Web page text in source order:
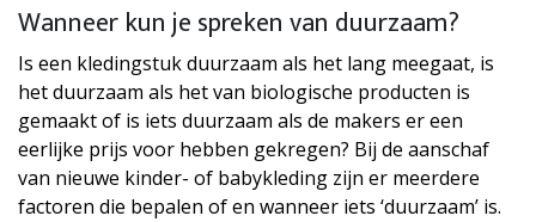
Wanneer kun je spreken van duurzaam?
Is een kledingstuk duurzaam als het lang meegaat, is
het duurzaam als het van biologische producten is
gemaakt of is iets duurzaam als de makers er een
eerlijke prijs voor hebben gekregen? Bij de aanschaf
van nieuwe kinder- of babykleding zijn er meerdere
factoren die bepalen of en wanneer iets ‘duurzaam’ is.